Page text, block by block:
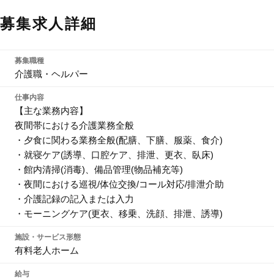
募集求人詳細
募集職種
介護職・ヘルパー
仕事内容
【主な業務内容】
夜間帯における介護業務全般
・夕食に関わる業務全般(配膳、下膳、服薬、食介)
・就寝ケア(誘導、口腔ケア、排泄、更衣、臥床)
・館内清掃(消毒)、備品管理(物品補充等)
・夜間における巡視/体位交換/コール対応/排泄介助
・介護記録の記入または入力
・モーニングケア(更衣、移乗、洗顔、排泄、誘導)
施設・サービス形態
有料老人ホーム
給与